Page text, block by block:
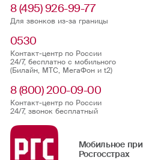
8 (495) 926-99-77
Для звонков из-за границы
0530
Контакт-центр по России
24/7, бесплатно с мобильного
(Билайн, МТС, МегаФон и t2)
8 (800) 200-09-00
Контакт-центр по России
24/7, звонок бесплатный
Мобильное
Росгосстрах